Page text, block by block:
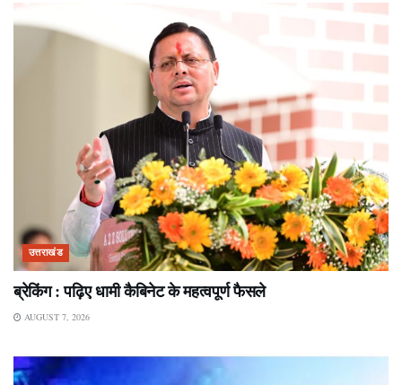
उत्तराखंड
ब्रेकिंग : पढ़िए धामी कैबिनेट के महत्वपूर्ण फैसले
AUGUST 7, 2026